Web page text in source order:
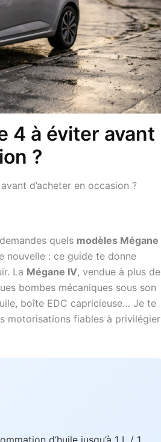
4 à éviter avant
?
d’acheter en occasion ?
quels modèles Mégane
nouvelle : ce guide te donne
La Mégane IV, vendue à plus de
bombes mécaniques sous son
boîte EDC capricieuse… Je te
motorisations fiables à privilégier
d’huile jusqu’à 1 L / 1